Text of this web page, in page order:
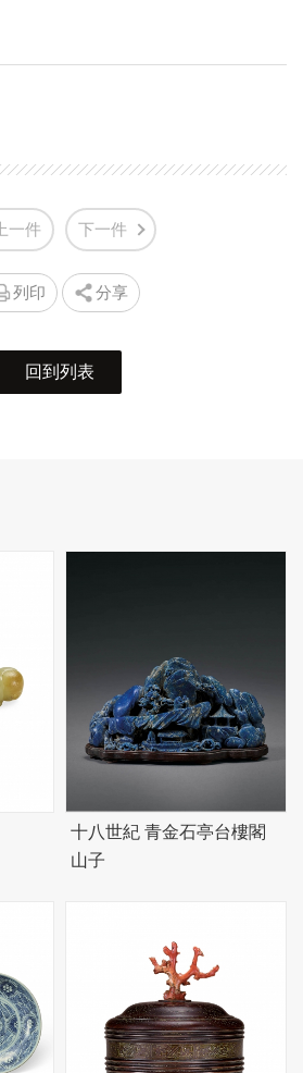
上一件 下一件
列印 分享
回到列表
十八世紀 青金石亭台樓閣
山子